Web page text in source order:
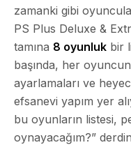
zamanki gibi
PS Plus Deluxe &
tamına 8 oyunluk bir
başında, her
ayarlamaları ve
efsanevi yapım yer
bu oyunların listesi,
oynayacağım?”